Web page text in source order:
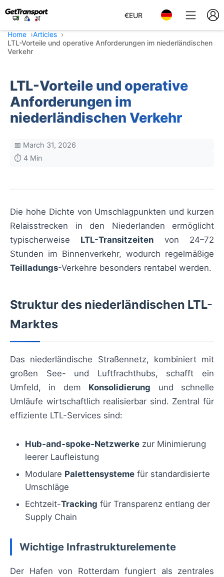
€EUR
Home
Articles
LTL-Vorteile und operative Anforderungen im niederländischen
Verkehr
LTL-Vorteile und operative
Anforderungen im
niederländischen Verkehr
📅 March 31, 2026
⏱️ 4 Min
Die hohe Dichte von Umschlagpunkten und kurzen
Relaisstrecken in den Niederlanden ermöglicht
typischerweise LTL-Transitzeiten von 24–72
Stunden im Binnenverkehr, wodurch regelmäßige
Teilladungs-Verkehre besonders rentabel werden.
Struktur des niederländischen LTL-
Marktes
Das niederländische Straßennetz, kombiniert mit
großen See- und Luftfrachthubs, schafft ein
Umfeld, in dem Konsolidierung und schnelle
Umläufe wirtschaftlich realisierbar sind. Zentral für
effiziente LTL-Services sind:
Hub‑and‑spoke‑Netzwerke zur Minimierung
leerer Laufleistung
Modulare Palettensysteme für standardisierte
Umschläge
Echtzeit-Tracking für Transparenz entlang der
Supply Chain
Wichtige Infrastrukturelemente
Der Hafen von Rotterdam fungiert als zentrales